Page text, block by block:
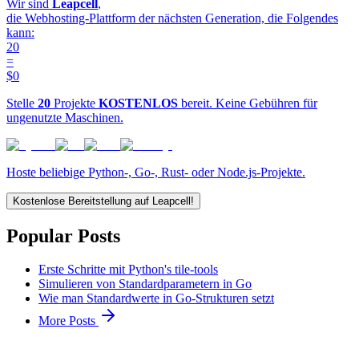
Wir sind Leapcell ,
die Webhosting-Plattform der nächsten Generation, die Folgendes
kann:
20
=
$0
Stelle 20 Projekte KOSTENLOS bereit. Keine Gebühren für
ungenutzte Maschinen.
Hoste beliebige Python-, Go-, Rust- oder Node.js-Projekte.
Kostenlose Bereitstellung auf Leapcell!
Popular Posts
Erste Schritte mit Python's tile-tools
Simulieren von Standardparametern in Go
Wie man Standardwerte in Go-Strukturen setzt
More Posts